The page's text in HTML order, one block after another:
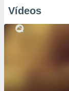
Vídeos